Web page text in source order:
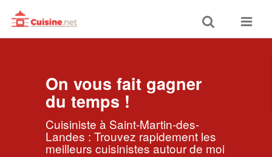
Toggle
search
Toggle
On vous fait gagner
du temps !
Cuisiniste à Saint-Martin-des-
Landes : Trouvez rapidement les
meilleurs cuisinistes autour de moi